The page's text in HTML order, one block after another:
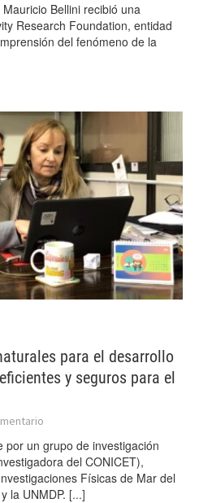
Bellini recibió una
Research Foundation, entidad
del fenómeno de la
para el desarrollo
y seguros para el
por un grupo de investigación
del CONICET),
Físicas de Mar del
la UNMDP. [...]